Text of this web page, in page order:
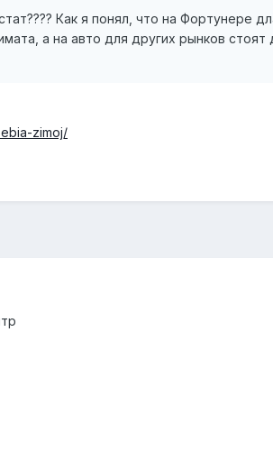
Как я понял, что на Фортунере
а на авто для других рынков стоят
zimoj/